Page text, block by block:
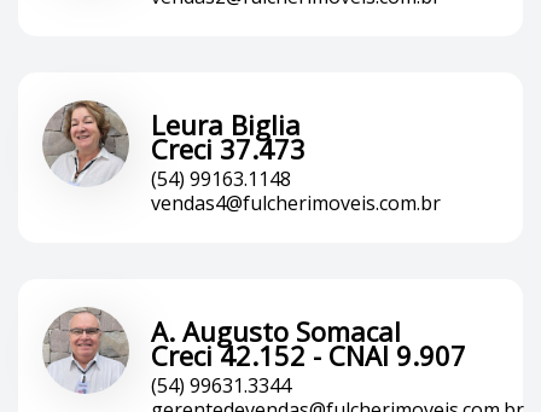
Leura Biglia
Creci 37.473
(54) 99163.1148
vendas4@fulcherimoveis.com.br
A. Augusto Somacal
Creci 42.152 - CNAI 9.907
(54) 99631.3344